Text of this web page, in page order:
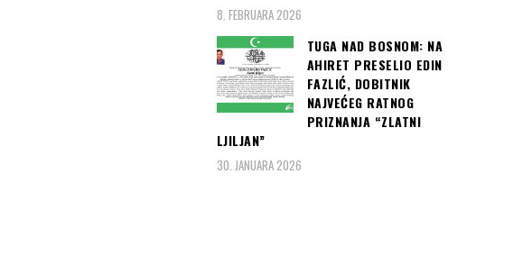
8. FEBRUARA 2026
TUGA NAD BOSNOM: NA
AHIRET PRESELIO EDIN
FAZLIĆ, DOBITNIK
NAJVEĆEG RATNOG
PRIZNANJA “ZLATNI
LJILJAN”
30. JANUARA 2026